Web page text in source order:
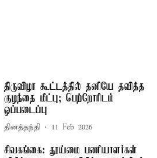
திருவிழா கூட்டத்தில் தனியே தவித்த
குழந்தை மீட்பு; பெற்றோரிடம்
ஒப்படைப்பு
தினத்தந்தி 11 Feb 2026
சிவகங்கை: தூய்மை பணியாளர்கள்